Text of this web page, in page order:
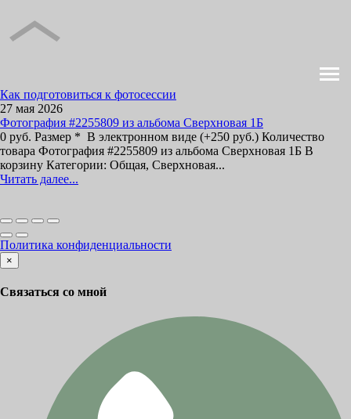
Как подготовиться к фотосессии
27 мая 2026
Фотография #2255809 из альбома Сверхновая 1Б
0 руб. Размер * В электронном виде (+250 руб.) Количество
товара Фотография #2255809 из альбома Сверхновая 1Б В
корзину Категории: Общая, Сверхновая...
Читать далее...
Политика конфиденциальности
×
Связаться со мной